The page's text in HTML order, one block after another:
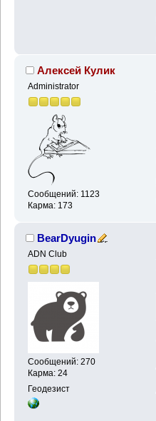
Алексей Кулик
Administrator
Сообщений: 1123
Карма: 173
BearDyugin
ADN Club
Сообщений: 270
Карма: 24
Геодезист